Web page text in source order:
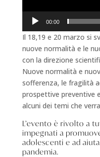
00:00
Il 18,19 e 20 marzo si
nuove normalità e le
con la direzione
Nuove normalità e
sofferenza, le fragilità
prospettive preventive
alcuni dei temi che
L’evento è rivolto a
impegnati a
adolescenti e ad
pandemia.